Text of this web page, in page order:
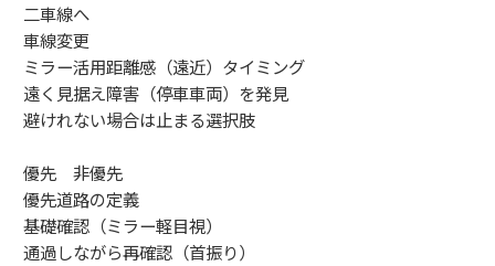
二車線へ
車線変更
ミラー活用距離感（遠近）タイミング
遠く見据え障害（停車車両）を発見
避けれない場合は止まる選択肢
優先 非優先
優先道路の定義
基礎確認（ミラー軽目視）
通過しながら再確認（首振り）